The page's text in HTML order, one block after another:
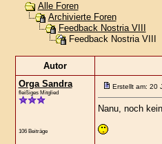
Alle Foren
Archivierte Foren
Feedback Nostria VIII
Feedback Nostria VIII
Autor
Orga Sandra
fleißiges Mitglied
106 Beiträge
Erstellt am: 20
Nanu, noch